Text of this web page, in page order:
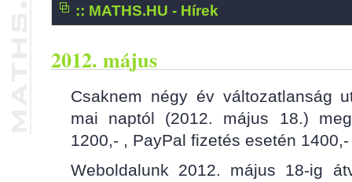
:: MATHS.HU - Hírek
2012. május
Csaknem négy év változatlanság
mai naptól (2012. május 18.)
1200,- , PayPal fizetés esetén
Weboldalunk 2012. május 18-ig